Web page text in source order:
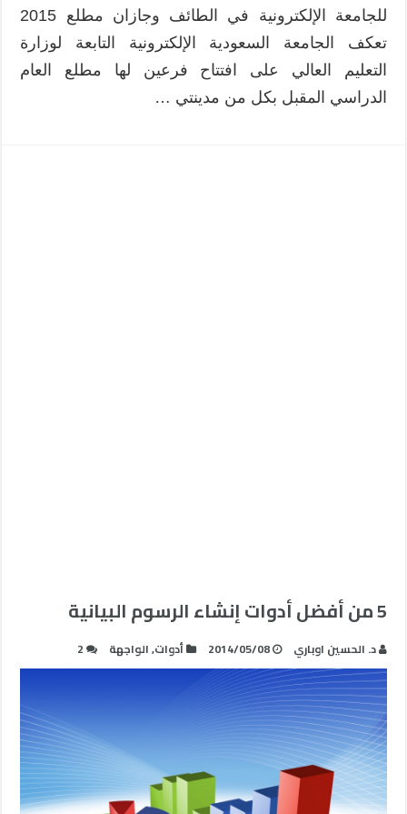
للجامعة الإلكترونية في الطائف وجازان مطلع 2015
تعكف الجامعة السعودية الإلكترونية التابعة لوزارة
التعليم العالي على افتتاح فرعين لها مطلع العام
الدراسي المقبل بكل من مدينتي …
5 من أفضل أدوات إنشاء الرسوم البيانية
د. الحسين اوباري 2014/05/08 أدوات,الواجهة 2